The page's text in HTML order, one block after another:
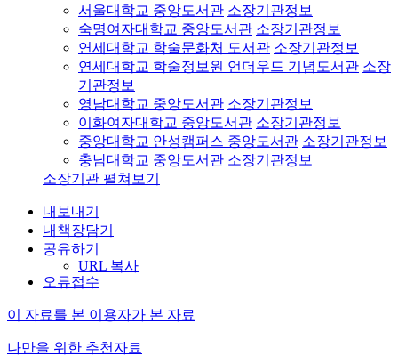
서울대학교 중앙도서관 소장기관정보
숙명여자대학교 중앙도서관 소장기관정보
연세대학교 학술문화처 도서관 소장기관정보
연세대학교 학술정보원 언더우드 기념도서관 소장
기관정보
영남대학교 중앙도서관 소장기관정보
이화여자대학교 중앙도서관 소장기관정보
중앙대학교 안성캠퍼스 중앙도서관 소장기관정보
충남대학교 중앙도서관 소장기관정보
소장기관 펼쳐보기
내보내기
내책장담기
공유하기
URL 복사
오류접수
이 자료를 본 이용자가 본 자료
나만을 위한 추천자료